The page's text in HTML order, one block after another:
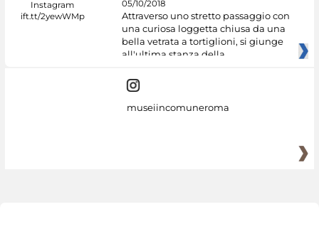
05/10/2018
Attraverso uno stretto passaggio con
una curiosa loggetta chiusa da una
bella vetrata a tortiglioni, si giunge
all'ultima stanza della
museiincomuneroma